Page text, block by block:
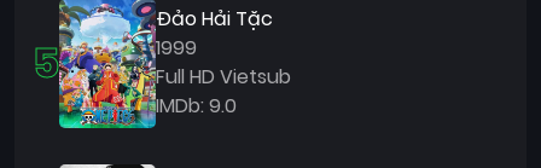
5
Đảo Hải Tặc
1999
Full HD Vietsub
IMDb: 9.0